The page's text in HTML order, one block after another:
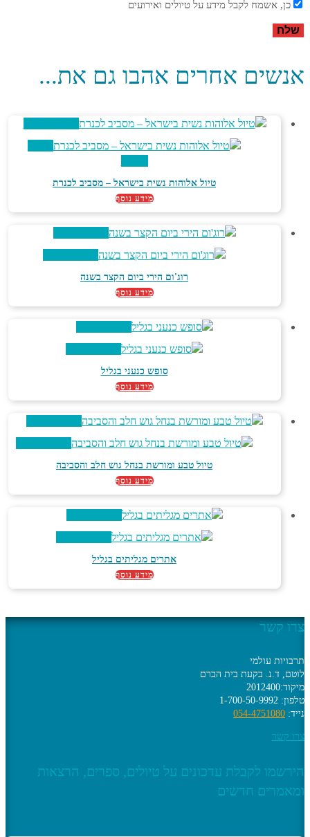
כן, אשמח לקבל מידע על טיולים ואירועים
אנשים אחרים אהבו גם את...
טיול אלוהות נשית בישראל – מסביב לכנרת
מידע נוסף
רוג'ום הירי ביום הקצר בשנה
מידע נוסף
סופש כנעני בגליל
מידע נוסף
טיול טבע ומורשת בנחל גוש חלב והסביבה
מידע נוסף
אתרים מגליתים בגליל
מידע נוסף
צרו קשר
תרבויות עולמי
לוטם, ד.נ. בקעת בית הכרם
מיקוד:2012400
טלפון: 1-700-50-9992
נייד: 054-4751080
צרו קשר
הירשמו לקבלת עדכונים על טיולים, ספרים, הרצאות
ומאמרים חדשים